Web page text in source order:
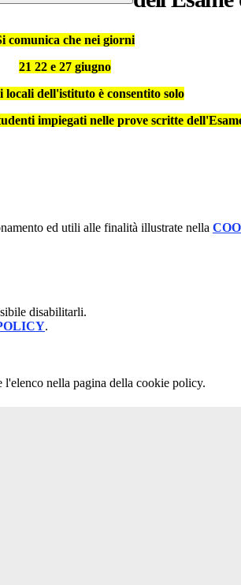
comunica che nei giorni
21 22 e 27 giugno
locali dell'istituto è consentito solo
impiegati nelle prove scritte
ed utili alle finalità illustrate nella
disabilitarli.
.
l'elenco nella pagina della cookie policy.